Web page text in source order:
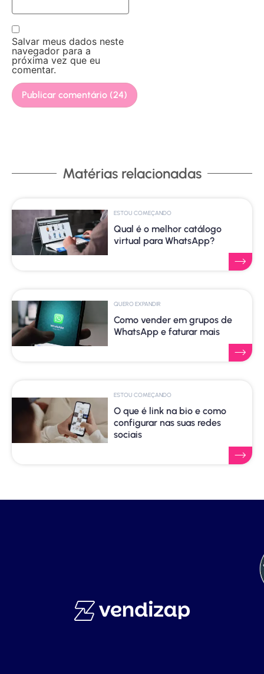
Salvar meus dados neste
navegador para a
próxima vez que eu
comentar.
Matérias relacionadas
ESTOU COMEÇANDO
Qual é o melhor catálogo
virtual para WhatsApp?
QUERO EXPANDIR
Como vender em grupos de
WhatsApp e faturar mais
ESTOU COMEÇANDO
O que é link na bio e como
configurar nas suas redes
sociais